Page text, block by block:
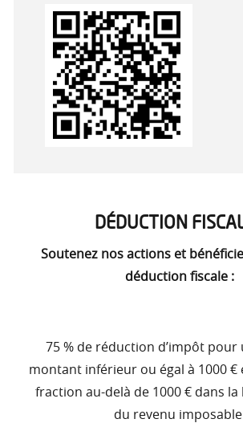
DÉDUCTION
Soutenez nos actions et
déduction fiscale :
75 % de réduction d’impôt pour
montant inférieur ou égal à 1000 €
fraction au-delà de 1000 € dans la
du revenu